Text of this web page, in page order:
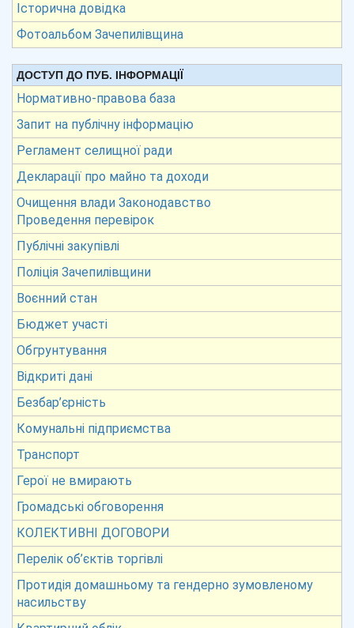
Історична довідка
Фотоальбом Зачепилівщина
ДОСТУП ДО ПУБ. ІНФОРМАЦІЇ
Нормативно-правова база
Запит на публічну інформацію
Регламент селищної ради
Декларації про майно та доходи
Очищення влади Законодавство
Проведення перевірок
Публічні закупівлі
Поліція Зачепилівщини
Воєнний стан
Бюджет участі
Обгрунтування
Відкриті дані
Безбар’єрність
Комунальні підприємства
Транспорт
Герої не вмирають
Громадські обговорення
КОЛЕКТИВНІ ДОГОВОРИ
Перелік об’єктів торгівлі
Протидія домашньому та гендерно зумовленому
насильству